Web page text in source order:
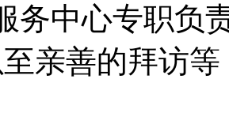
务中心专职负
亲善的拜访